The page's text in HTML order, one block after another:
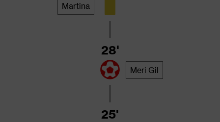
Martina
Meri Gil
28'
25'